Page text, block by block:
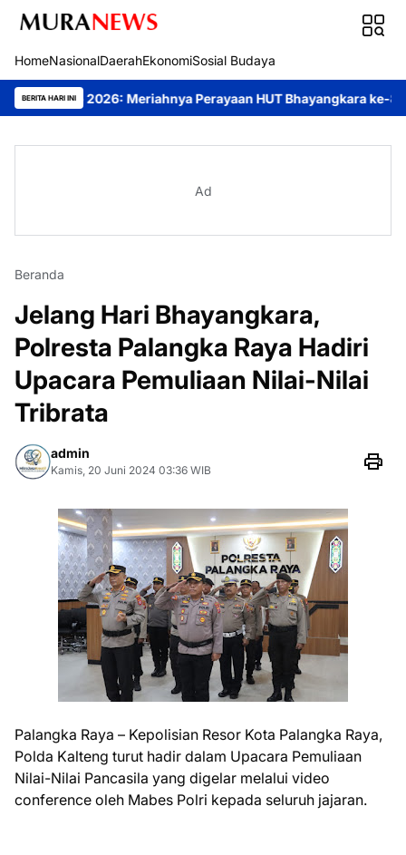
HomeNasionalDaerahEkonomiSosial Budaya
BERITA HARI INI
Meriahnya Perayaan HUT Bhayangkara ke-80 di Palangka
Ad
Beranda
Jelang Hari Bhayangkara,
Polresta Palangka Raya Hadiri
Upacara Pemuliaan Nilai-Nilai
Tribrata
admin
Kamis, 20 Juni 2024 03:36 WIB
Palangka Raya – Kepolisian Resor Kota Palangka Raya,
Polda Kalteng turut hadir dalam Upacara Pemuliaan
Nilai-Nilai Pancasila yang digelar melalui video
conference oleh Mabes Polri kepada seluruh jajaran.